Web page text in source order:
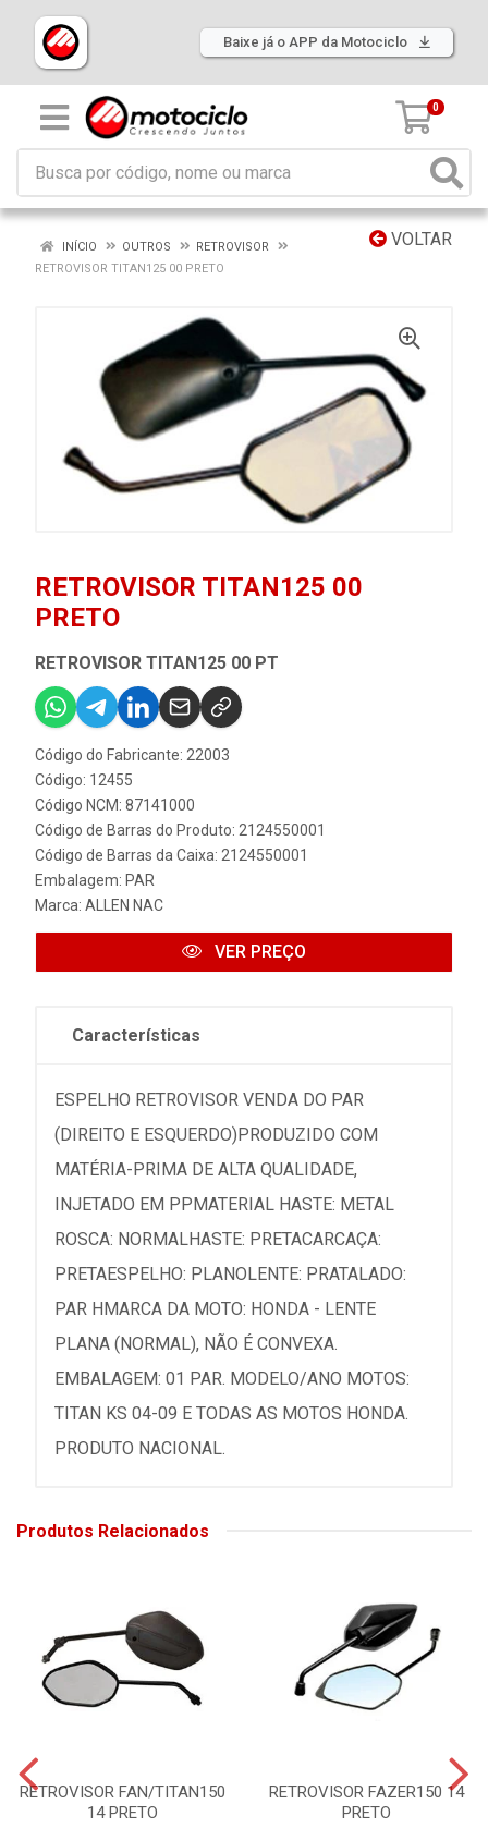
Baixe já o APP da Motociclo
0
VOLTAR
INÍCIO OUTROS
RETROVISOR
RETROVISOR TITAN125 00 PRETO
RETROVISOR TITAN125 00
PRETO
RETROVISOR TITAN125 00 PT
Código do Fabricante: 22003
Código: 12455
Código NCM: 87141000
Código de Barras do Produto: 2124550001
Código de Barras da Caixa: 2124550001
Embalagem: PAR
Marca: ALLEN NAC
VER PREÇO
Características
ESPELHO RETROVISOR VENDA DO PAR
(DIREITO E ESQUERDO)PRODUZIDO COM
MATÉRIA-PRIMA DE ALTA QUALIDADE,
INJETADO EM PPMATERIAL HASTE: METAL
ROSCA: NORMALHASTE: PRETACARCAÇA:
PRETAESPELHO: PLANOLENTE: PRATALADO:
PAR HMARCA DA MOTO: HONDA - LENTE
PLANA (NORMAL), NÃO É CONVEXA.
EMBALAGEM: 01 PAR. MODELO/ANO MOTOS:
TITAN KS 04-09 E TODAS AS MOTOS HONDA.
PRODUTO NACIONAL.
Produtos Relacionados
RETROVISOR FAN/TITAN150
14 PRETO
RETROVISOR FAZER150 14
PRETO